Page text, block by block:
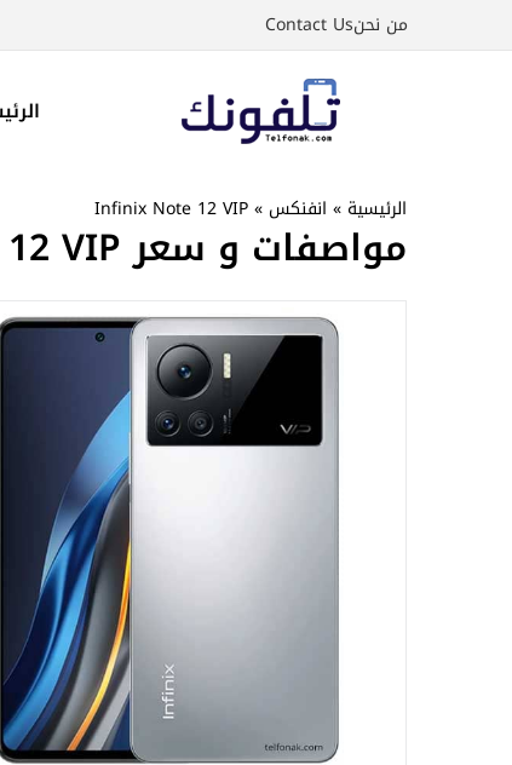
من نحنContact Us
الرئيسية » انفنكس »
Infinix Note 12 VIP
مواصفات و سعر Infinix Note 12 VIP